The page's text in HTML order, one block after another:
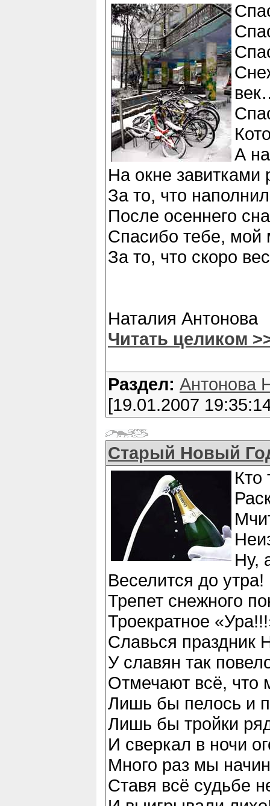
А
На окне
За то, что
После осеннего
Спасибо тебе, мой
За то, что скоро
Наталия Антонова
Читать целиком
Раздел: Антонова
[19.01.2007
Старый Новый
Кто
Ну,
Веселится до утра!
Трепет снежного
Троекратное
Славься праздник
У славян так
Отмечают всё, что
Лишь бы пелось и
Лишь бы тройки
И сверкал в ночи
Много раз мы
Ставя всё судьбе